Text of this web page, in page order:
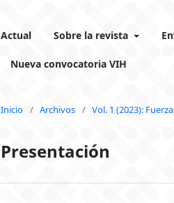
Actual Sobre la revista
Nueva convocatoria VIH
Inicio / Archivos / Vol. 1 (2023):
Presentación